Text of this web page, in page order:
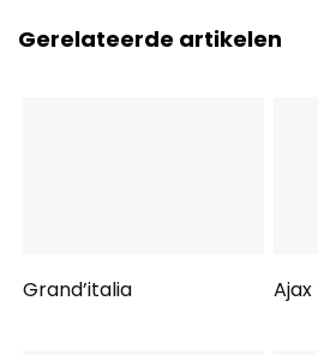
Gerelateerde artikelen
Grand’italia